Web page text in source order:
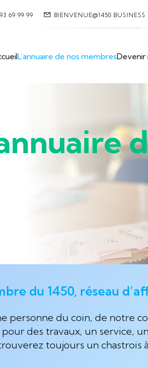
69 99 99 BIENVENUE@1450.BUSINESS
L’annuaire de nos membresDevenir
du 1450, réseau
personne du coin, de notre
des travaux, un service,
toujours un chastrois